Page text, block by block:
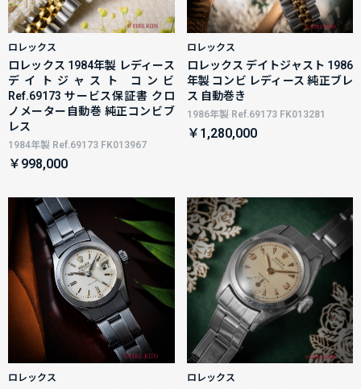
ロレックス
ロレックス 1984年製 レディース
デイトジャスト コンビ
Ref.69173 サービス保証書 クロ
ノメーター自動巻 純正コンビブ
レス
1984年製 Ref.69173 FK013967
￥998,000
ロレックス
ロレックス デイトジャスト 1986
年製 コンビ レディース 純正ブレ
ス 自動巻き
1986年製 Ref.69173 FK013281
￥1,280,000
ロレックス ロレックス